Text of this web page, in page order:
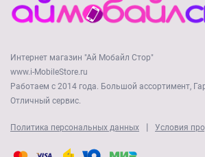
Интернет магазин "Ай Мобайл Стор"
www.i-MobileStore.ru
Работаем с 2014 года. Большой ассортимент,
Отличный сервис.
Политика персональных данных | Условия